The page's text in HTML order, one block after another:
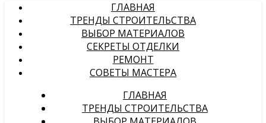
ГЛАВНАЯ
ТРЕНДЫ СТРОИТЕЛЬСТВА
ВЫБОР МАТЕРИАЛОВ
СЕКРЕТЫ ОТДЕЛКИ
РЕМОНТ
СОВЕТЫ МАСТЕРА
ГЛАВНАЯ
ТРЕНДЫ СТРОИТЕЛЬСТВА